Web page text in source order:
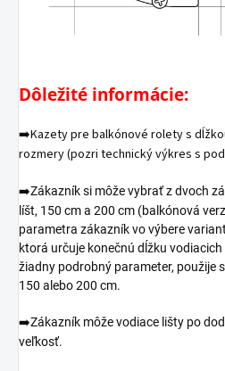
Dôležité informácie:
➡️Kazety pre balkónové rolety s
rozmery (pozri technický výkres s
➡️Zákazník si môže vybrať z dvoch
líšt, 150 cm a 200 cm (balkónová
parametra zákazník vo výbere
ktorá určuje konečnú dĺžku
žiadny podrobný parameter, použije
150 alebo 200 cm.
➡️Zákazník môže vodiace lišty po
veľkosť.